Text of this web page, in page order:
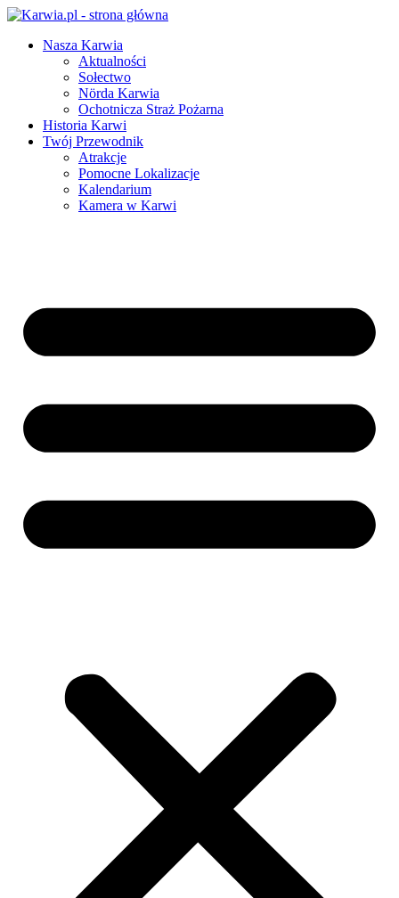
Nasza Karwia
Aktualności
Sołectwo
Nörda Karwia
Ochotnicza Straż Pożarna
Historia Karwi
Twój Przewodnik
Atrakcje
Pomocne Lokalizacje
Kalendarium
Kamera w Karwi